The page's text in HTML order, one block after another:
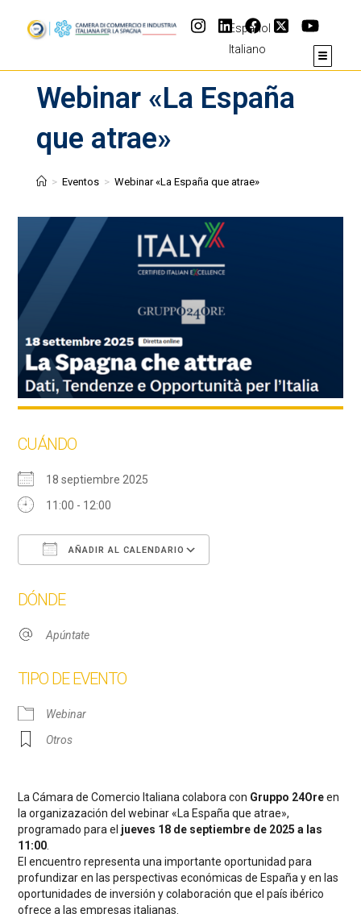
Español
Italiano
Webinar «La España
que atrae»
> Eventos > Webinar «La España que atrae»
CUÁNDO
18 septiembre 2025
11:00 - 12:00
AÑADIR AL CALENDARIO
DÓNDE
Apúntate
TIPO DE EVENTO
Webinar
Otros
La Cámara de Comercio Italiana colabora con Gruppo 24Oreen
la organizazación del webinar «La España que atrae»,
programado para el jueves 18 de septiembre de 2025 a las
11:00.
El encuentro representa una importante oportunidad para
profundizar en las perspectivas económicas de España y en las
oportunidades de inversión y colaboración que el país ibérico
ofrece a las empresas italianas.